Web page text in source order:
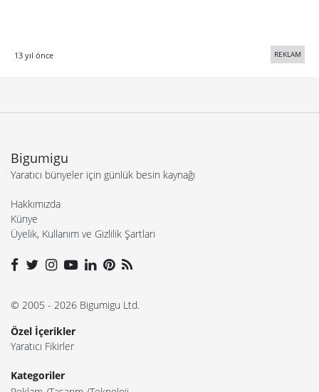
13 yıl önce REKLAM
Bigumigu
Yaratıcı bünyeler için günlük besin kaynağı
Hakkımızda
Künye
Üyelik, Kullanım ve Gizlilik Şartları
© 2005 - 2026 Bigumigu Ltd.
Özel İçerikler
Yaratıcı Fikirler
Kategoriler